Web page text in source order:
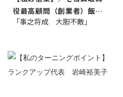
役最高顧問（創業者）飯田
亮
「事之将成 大胆不敵」